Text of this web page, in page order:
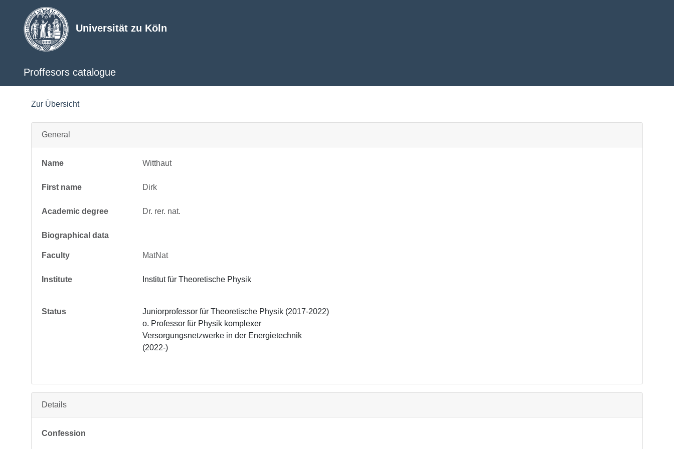
Universität zu Köln
Proffesors catalogue
Zur Übersicht
General
Name Witthaut
First name Dirk
Academic degree Dr. rer. nat.
Biographical data
Faculty MatNat
Institute Institut für Theoretische Physik
Status
Juniorprofessor für Theoretische Physik (2017-2022)
o. Professor für Physik komplexer
Versorgungsnetzwerke in der Energietechnik
(2022-)
Details
Confession